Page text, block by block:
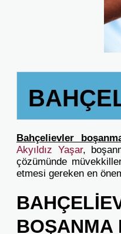
Bahçelievler
Akyıldız Yaşar,
çözümünde
etmesi gereken en
BOŞANMA